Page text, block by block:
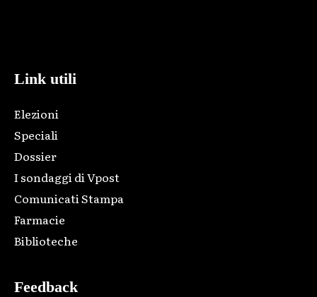
Link utili
Elezioni
Speciali
Dossier
I sondaggi di Vpost
Comunicati Stampa
Farmacie
Biblioteche
Feedback